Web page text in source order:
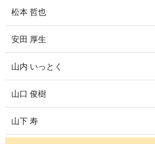
松本 哲也
安田 厚生
山内 いっとく
山口 俊樹
山下 寿